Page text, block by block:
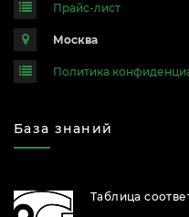
Прайс-лист
Москва
Политика
База знаний
Таблица